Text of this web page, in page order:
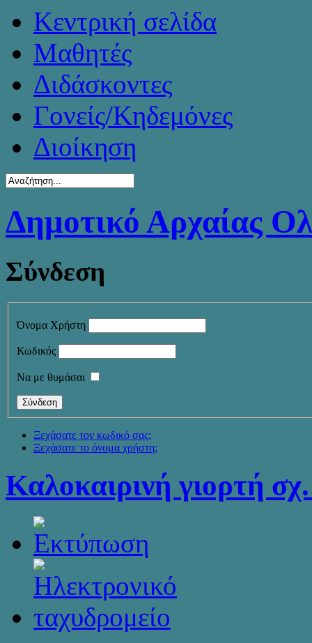
Κεντρική σελίδα
Μαθητές
Διδάσκοντες
Γονείς/Κηδεμόνες
Διοίκηση
Δημοτικό Αρχαίας
Σύνδεση
Όνομα Χρήστη
Κωδικός
Να με θυμάσαι
Ξεχάσατε τον κωδικό σας;
Ξεχάσατε το όνομα χρήστη;
Καλοκαιρινή γιορτή